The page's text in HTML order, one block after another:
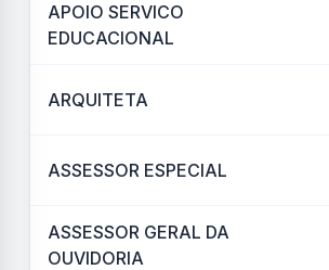
APOIO SERVICO
EDUCACIONAL
ARQUITETA
ASSESSOR ESPECIAL
ASSESSOR GERAL DA
OUVIDORIA